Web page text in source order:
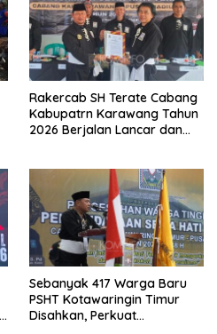
Rakercab SH Terate Cabang
Kabupatrn Karawang Tahun
2026 Berjalan Lancar dan
Sebanyak 417 Warga Baru
PSHT Kotawaringin Timur
Disahkan, Perkuat